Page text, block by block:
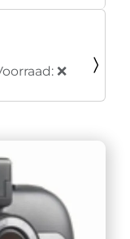
❌